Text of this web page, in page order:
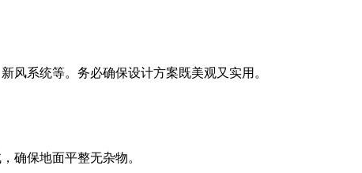
风系统等。务必确保设计方案既美观又实用。
确保地面平整无杂物。